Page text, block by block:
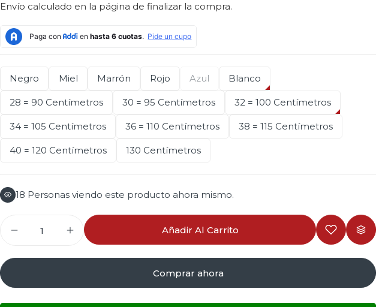
Envío calculado en la página de finalizar la compra.
Negro Miel Marrón Rojo Azul Blanco
28 = 90 Centímetros 30 = 95 Centímetros 32 = 100 Centímetros
34 = 105 Centímetros 36 = 110 Centímetros 38 = 115 Centímetros
40 = 120 Centímetros 130 Centímetros
18 Personas viendo este producto ahora mismo.
Añadir Al Carrito
Comprar ahora